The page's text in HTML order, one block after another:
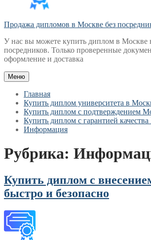
Продажа дипломов в Москве без
У нас вы можете купить диплом в Москве
посредников. Только проверенные
оформление и доставка
Меню
Главная
Купить диплом университета в
Купить диплом с подтверждением
Купить диплом с гарантией
Информация
Рубрика:
Купить диплом с
быстро и безопасно